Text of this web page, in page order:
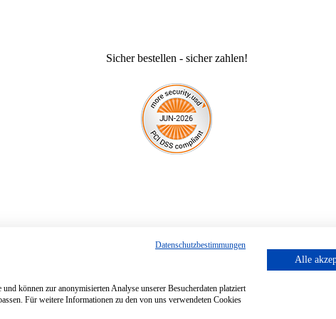
Sicher bestellen - sicher zahlen!
Datenschutzbestimmungen
können zur anonymisierten Analyse unserer Besucherdaten platziert
Für weitere Informationen zu den von uns verwendeten Cookies
Alle
Zum Warenkorb